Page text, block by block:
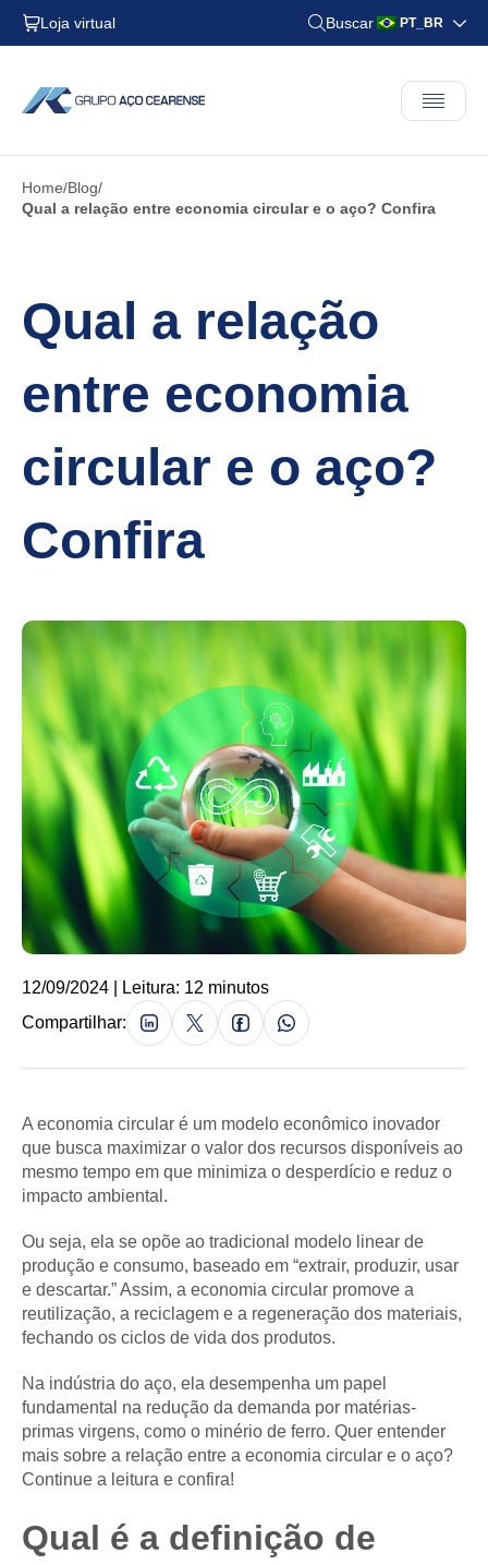
Loja virtual Buscar PT_BR
Home Blog
Qual a relação entre economia circular e o aço? Confira
Qual a relação
entre economia
circular e o aço?
Confira
12/09/2024 | Leitura: 12 minutos
Compartilhar:
A economia circular é um modelo econômico inovador
que busca maximizar o valor dos recursos disponíveis ao
mesmo tempo em que minimiza o desperdício e reduz o
impacto ambiental.
Ou seja, ela se opõe ao tradicional modelo linear de
produção e consumo, baseado em “extrair, produzir, usar
e descartar.” Assim, a economia circular promove a
reutilização, a reciclagem e a regeneração dos materiais,
fechando os ciclos de vida dos produtos.
Na indústria do aço, ela desempenha um papel
fundamental na redução da demanda por matérias-
primas virgens, como o minério de ferro. Quer entender
mais sobre a relação entre a economia circular e o aço?
Continue a leitura e confira!
Qual é a definição de